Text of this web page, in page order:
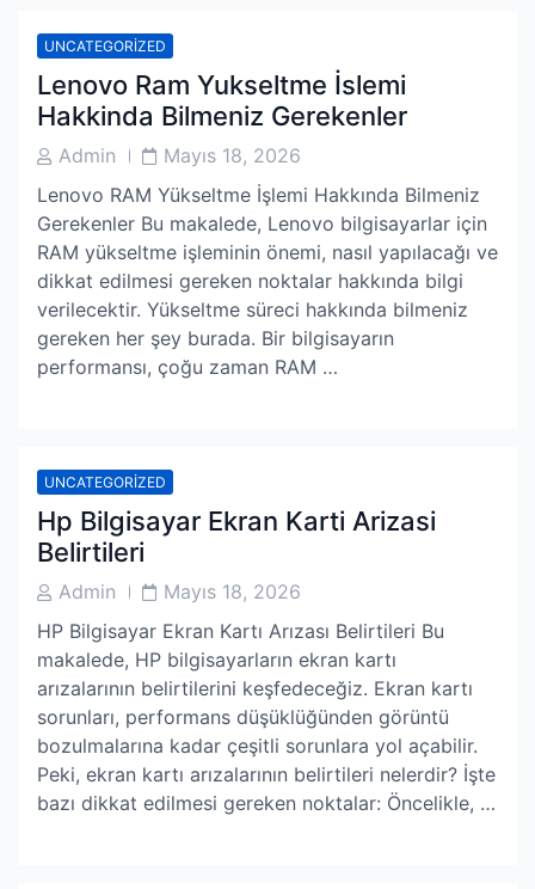
UNCATEGORIZED
Lenovo Ram Yukseltme İslemi
Hakkinda Bilmeniz Gerekenler
PostAdmin
PostMayıs 18, 2026
Lenovo RAM Yükseltme İşlemi Hakkında Bilmeniz
Gerekenler Bu makalede, Lenovo bilgisayarlar için
RAM yükseltme işleminin önemi, nasıl yapılacağı ve
dikkat edilmesi gereken noktalar hakkında bilgi
verilecektir. Yükseltme süreci hakkında bilmeniz
gereken her şey burada. Bir bilgisayarın
performansı, çoğu zaman RAM …
UNCATEGORIZED
Hp Bilgisayar Ekran Karti Arizasi
Belirtileri
PostAdmin
PostMayıs 18, 2026
HP Bilgisayar Ekran Kartı Arızası Belirtileri Bu
makalede, HP bilgisayarların ekran kartı
arızalarının belirtilerini keşfedeceğiz. Ekran kartı
sorunları, performans düşüklüğünden görüntü
bozulmalarına kadar çeşitli sorunlara yol açabilir.
Peki, ekran kartı arızalarının belirtileri nelerdir? İşte
bazı dikkat edilmesi gereken noktalar: Öncelikle, …